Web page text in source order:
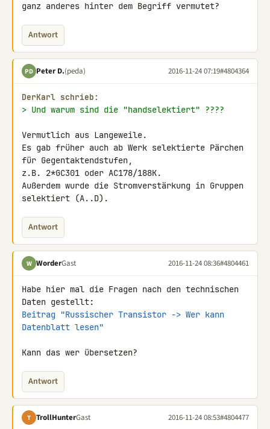
ganz anderes hinter dem Begriff vermutet?
Antwort
PD Peter D.(peda) 2016-11-24 07:19#4804364
DerKarl schrieb:
> Und warum sind die "handselektiert" ????
Vermutlich aus Langeweile.
Es gab früher auch ab Werk selektierte Pärchen
für Gegentaktendstufen,
z.B. 2*GC301 oder AC178/188K.
Außerdem wurde die Stromverstärkung in Gruppen
selektiert (A..D).
Antwort
W WorderGast 2016-11-24 08:36#4804461
Habe hier mal die Fragen nach den technischen
Beitrag "Russischer Transistor -> Wer kann
Datenblatt lesen"
Kann das wer übersetzen?
Antwort
T TrollHunterGast 2016-11-24 08:53#4804477